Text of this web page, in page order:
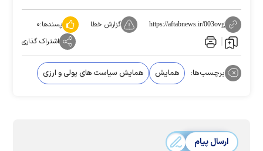
https://aftabnews.ir/003ovg گزارش خطا پسندها:۰
اشتراک گذاری
برچسب‌ها: همایش همایش سیاست های پولی و ارزی
ارسال پیام